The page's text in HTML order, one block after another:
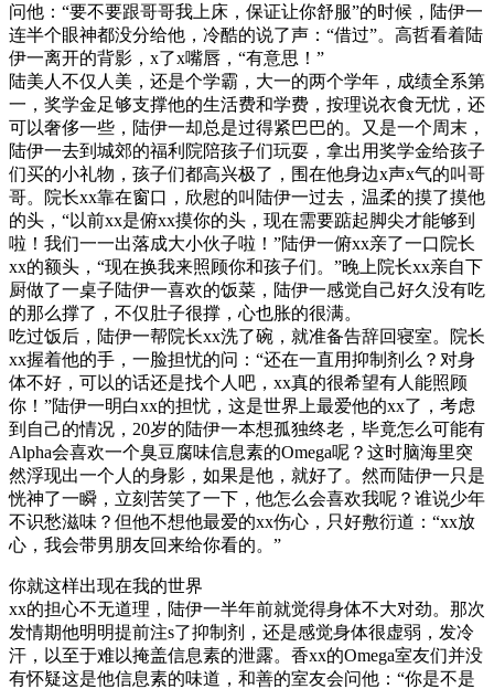
问他：“要不要跟哥哥我上床，保证让你舒服”的时候，陆伊一
连半个眼神都没分给他，冷酷的说了声：“借过”。高哲看着陆
伊一离开的背影，x了x嘴唇，“有意思！”
陆美人不仅人美，还是个学霸，大一的两个学年，成绩全系第
一，奖学金足够支撑他的生活费和学费，按理说衣食无忧，还
可以奢侈一些，陆伊一却总是过得紧巴巴的。又是一个周末，
陆伊一去到城郊的福利院陪孩子们玩耍，拿出用奖学金给孩子
们买的小礼物，孩子们都高兴极了，围在他身边x声x气的叫哥
哥。院长xx靠在窗口，欣慰的叫陆伊一过去，温柔的摸了摸他
的头，“以前xx是俯xx摸你的头，现在需要踮起脚尖才能够到
啦！我们一一出落成大小伙子啦！”陆伊一俯xx亲了一口院长
xx的额头，“现在换我来照顾你和孩子们。”晚上院长xx亲自下
厨做了一桌子陆伊一喜欢的饭菜，陆伊一感觉自己好久没有吃
的那么撑了，不仅肚子很撑，心也胀的很满。
吃过饭后，陆伊一帮院长xx洗了碗，就准备告辞回寝室。院长
xx握着他的手，一脸担忧的问：“还在一直用抑制剂么？对身
体不好，可以的话还是找个人吧，xx真的很希望有人能照顾
你！”陆伊一明白xx的担忧，这是世界上最爱他的xx了，考虑
到自己的情况，20岁的陆伊一本想孤独终老，毕竟怎么可能有
Alpha会喜欢一个臭豆腐味信息素的Omega呢？这时脑海里突
然浮现出一个人的身影，如果是他，就好了。然而陆伊一只是
恍神了一瞬，立刻苦笑了一下，他怎么会喜欢我呢？谁说少年
不识愁滋味？但他不想他最爱的xx伤心，只好敷衍道：“xx放
心，我会带男朋友回来给你看的。”
你就这样出现在我的世界
xx的担心不无道理，陆伊一半年前就觉得身体不大对劲。那次
发情期他明明提前注s了抑制剂，还是感觉身体很虚弱，发冷
汗，以至于难以掩盖信息素的泄露。香xx的Omega室友们并没
有怀疑这是他信息素的味道，和善的室友会问他：“你是不是